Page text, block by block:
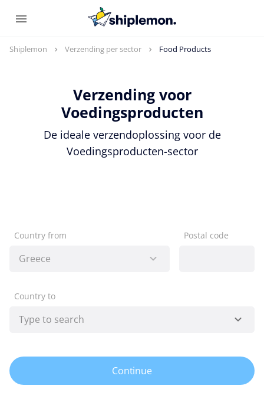
Shiplemon Verzending per sector Food Products
Verzending voor
Voedingsproducten
De ideale verzendoplossing voor de
Voedingsproducten-sector
Country from Postal code
Country to
Continue